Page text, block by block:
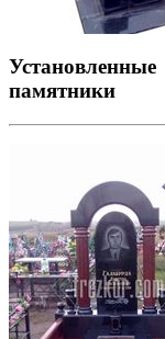
Установленные
памятники